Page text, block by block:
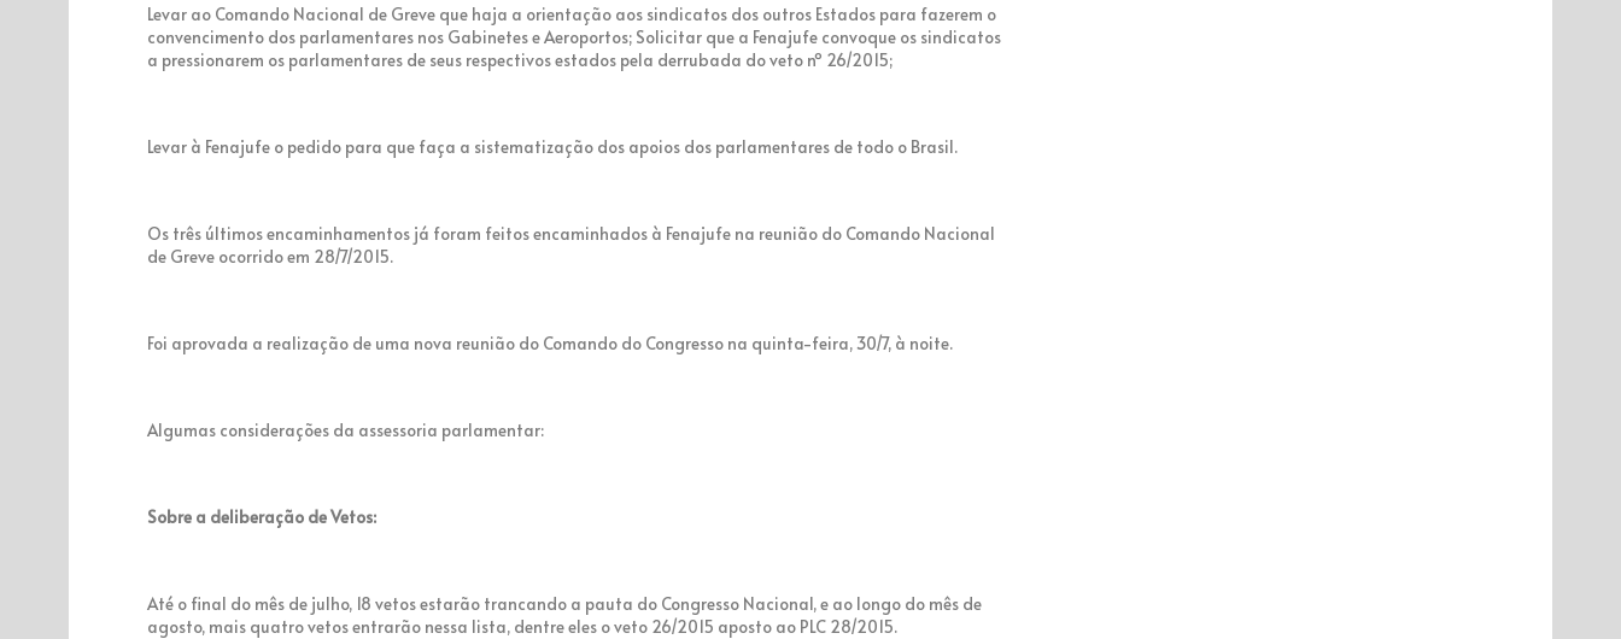
Levar ao Comando Nacional de Greve que haja a orientação aos sindicatos dos outros Estados para fazerem o
convencimento dos parlamentares nos Gabinetes e Aeroportos; Solicitar que a Fenajufe convoque os sindicatos
a pressionarem os parlamentares de seus respectivos estados pela derrubada do veto nº 26/2015;
Levar à Fenajufe o pedido para que faça a sistematização dos apoios dos parlamentares de todo o Brasil.
Os três últimos encaminhamentos já foram feitos encaminhados à Fenajufe na reunião do Comando Nacional
de Greve ocorrido em 28/7/2015.
Foi aprovada a realização de uma nova reunião do Comando do Congresso na quinta-feira, 30/7, à noite.
Algumas considerações da assessoria parlamentar:
Sobre a deliberação de Vetos:
Até o final do mês de julho, 18 vetos estarão trancando a pauta do Congresso Nacional, e ao longo do mês de
agosto, mais quatro vetos entrarão nessa lista, dentre eles o veto 26/2015 aposto ao PLC 28/2015.